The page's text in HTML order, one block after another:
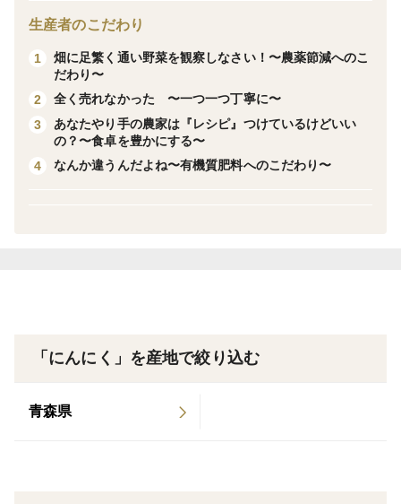
・葉ニンニクを入れるだけで、料理のグレードがグッと
上がります。
使用用途は、お鍋や回鍋肉（ホイコウロウ） スープな
豚バラで炒めるのが簡単でオススメです。
いつもの料理が”簡単に”グレードアップします！
ラの代わりに使われるところもあるそうです。日本で
ります。
生産者のこだわり
1
畑に足繁く通い野菜を観察しなさい！〜農薬節減へのこ
だわり〜
2
全く売れなかった 〜一つ一つ丁寧に〜
3
あなたやり手の農家は『レシピ』つけているけどいい
の？〜食卓を豊かにする〜
4
なんか違うんだよね〜有機質肥料へのこだわり〜
「にんにく」を産地で絞り込む
青森県